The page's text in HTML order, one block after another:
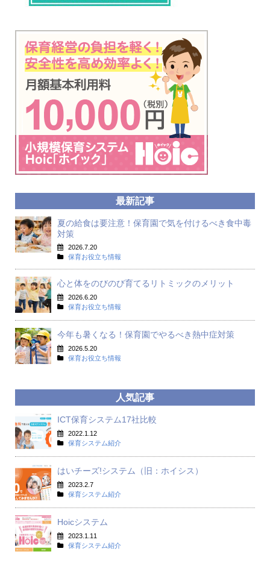
最新記事
夏の給食は要注意！保育園で気を付けるべき食中毒
対策
2026.7.20
保育お役立ち情報
心と体をのびのび育てるリトミックのメリット
2026.6.20
保育お役立ち情報
今年も暑くなる！保育園でやるべき熱中症対策
2026.5.20
保育お役立ち情報
人気記事
ICT保育システム17社比較
2022.1.12
保育システム紹介
はいチーズ!システム（旧：ホイシス）
2023.2.7
保育システム紹介
Hoicシステム
2023.1.11
保育システム紹介